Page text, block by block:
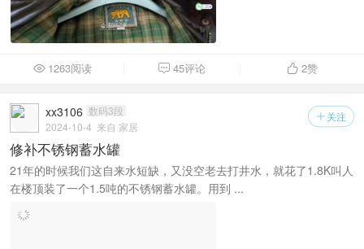
 1263阅读  45评论  2赞
 关注
xx3106 数码3段
2024-10-4 来自 家居
修补不锈钢蓄水罐
21年的时候我们这自来水短缺，又没空老去打井水，就花了1.8K叫人
在楼顶装了一个1.5吨的不锈钢蓄水罐。用到 ...